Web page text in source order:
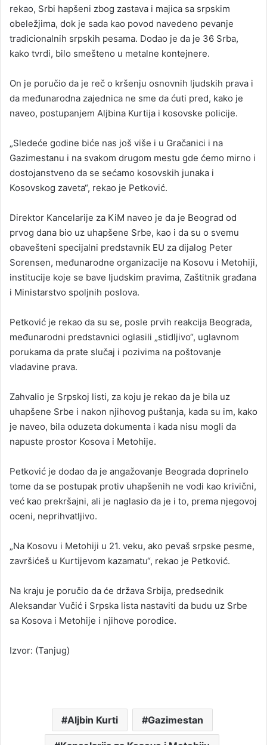
rekao, Srbi hapšeni zbog zastava i majica sa srpskim
obeležjima, dok je sada kao povod navedeno pevanje
tradicionalnih srpskih pesama. Dodao je da je 36 Srba,
kako tvrdi, bilo smešteno u metalne kontejnere.
On je poručio da je reč o kršenju osnovnih ljudskih prava i
da međunarodna zajednica ne sme da ćuti pred, kako je
naveo, postupanjem Aljbina Kurtija i kosovske policije.
„Sledeće godine biće nas još više i u Gračanici i na
Gazimestanu i na svakom drugom mestu gde ćemo mirno i
dostojanstveno da se sećamo kosovskih junaka i
Kosovskog zaveta“, rekao je Petković.
Direktor Kancelarije za KiM naveo je da je Beograd od
prvog dana bio uz uhapšene Srbe, kao i da su o svemu
obavešteni specijalni predstavnik EU za dijalog Peter
Sorensen, međunarodne organizacije na Kosovu i Metohiji,
institucije koje se bave ljudskim pravima, Zaštitnik građana
i Ministarstvo spoljnih poslova.
Petković je rekao da su se, posle prvih reakcija Beograda,
međunarodni predstavnici oglasili „stidljivo“, uglavnom
porukama da prate slučaj i pozivima na poštovanje
vladavine prava.
Zahvalio je Srpskoj listi, za koju je rekao da je bila uz
uhapšene Srbe i nakon njihovog puštanja, kada su im, kako
je naveo, bila oduzeta dokumenta i kada nisu mogli da
napuste prostor Kosova i Metohije.
Petković je dodao da je angažovanje Beograda doprinelo
tome da se postupak protiv uhapšenih ne vodi kao krivični,
već kao prekršajni, ali je naglasio da je i to, prema njegovoj
oceni, neprihvatljivo.
„Na Kosovu i Metohiji u 21. veku, ako pevaš srpske pesme,
završićeš u Kurtijevom kazamatu“, rekao je Petković.
Na kraju je poručio da će država Srbija, predsednik
Aleksandar Vučić i Srpska lista nastaviti da budu uz Srbe
sa Kosova i Metohije i njihove porodice.
Izvor: (Tanjug)
Aljbin Kurti Gazimestan